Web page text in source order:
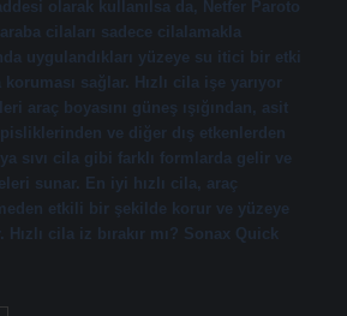
olarak kullanılsa da, Netfer Paroto
cilaları sadece cilalamakla
uygulandıkları yüzeye su itici bir etki
sağlar. Hızlı cila işe yarıyor
araç boyasını güneş ışığından, asit
ve diğer dış etkenlerden
sıvı cila gibi farklı formlarda gelir ve
sunar. En iyi hızlı cila, araç
etkili bir şekilde korur ve yüzeye
cila iz bırakır mı? Sonax Quick